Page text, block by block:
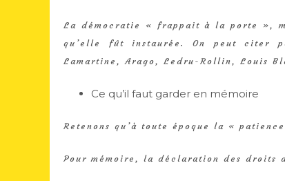
La démocratie « frappait à la porte »,
qu’elle fût instaurée. On peut citer
Lamartine, Arago, Ledru-Rollin, Louis
Ce qu’il faut garder en mémoire
Retenons qu’à toute époque la «
Pour mémoire, la déclaration des droits